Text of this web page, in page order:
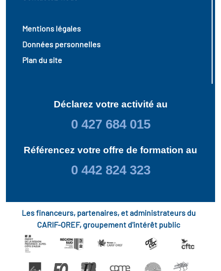
Mentions légales
Données personnelles
Plan du site
Déclarez votre activité au
0 427 684 015
Référencez votre offre de formation au
0 442 824 323
Les financeurs, partenaires, et administrateurs du
CARIF-OREF, groupement d'intérêt public